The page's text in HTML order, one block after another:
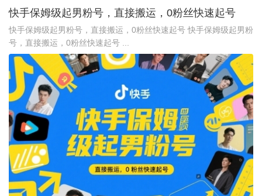
快手保姆级起男粉号，直接搬运，0粉丝快速起号
快手保姆级起男粉号，直接搬运，0粉丝快速起号 快手保姆级起男粉
号，直接搬运，0粉丝快速起号 ...